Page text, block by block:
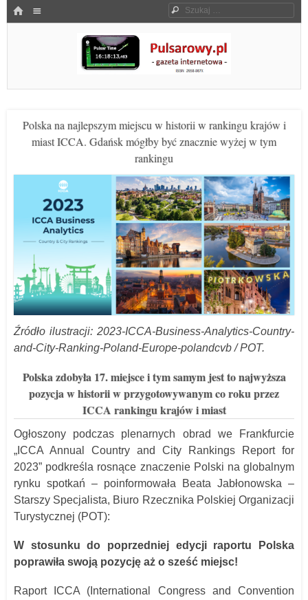
HOME Szukaj
Pulsarowy.pl
Polska na najlepszym miejscu w historii w rankingu krajów i
miast ICCA. Gdańsk mógłby być znacznie wyżej w tym
rankingu
Źródło ilustracji: 2023-ICCA-Business-Analytics-Country-
and-City-Ranking-Poland-Europe-polandcvb / POT.
Polska zdobyła 17. miejsce i tym samym jest to najwyższa
pozycja w historii w przygotowywanym co roku przez
ICCA rankingu krajów i miast
Ogłoszony podczas plenarnych obrad we Frankfurcie
„ICCA Annual Country and City Rankings Report for
2023” podkreśla rosnące znaczenie Polski na globalnym
rynku spotkań – poinformowała Beata Jabłonowska –
Starszy Specjalista, Biuro Rzecznika Polskiej Organizacji
Turystycznej (POT):
W stosunku do poprzedniej edycji raportu Polska
poprawiła swoją pozycję aż o sześć miejsc!
Raport ICCA (International Congress and Convention